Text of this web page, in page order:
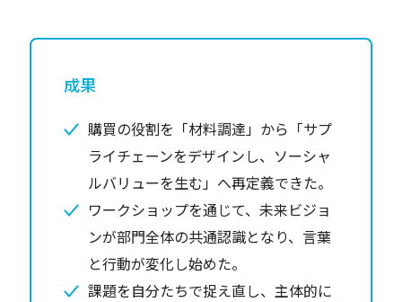
成果
購買の役割を「材料調達」から「サプ
ライチェーンをデザインし、ソーシャ
ルバリューを生む」へ再定義できた。
ワークショップを通じて、未来ビジョ
ンが部門全体の共通認識となり、言葉
と行動が変化し始めた。
課題を自分たちで捉え直し、主体的に